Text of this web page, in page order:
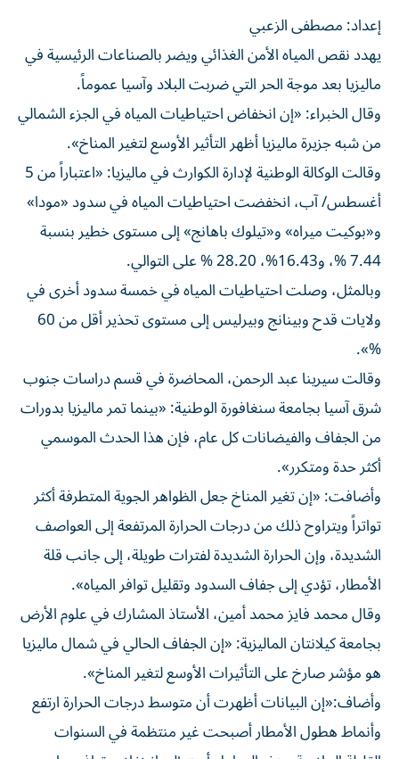
إعداد: مصطفى الزعبي
يهدد نقص المياه الأمن الغذائي ويضر بالصناعات الرئيسية في
ماليزيا بعد موجة الحر التي ضربت البلاد وآسيا عموماً.
وقال الخبراء: «إن انخفاض احتياطيات المياه في الجزء الشمالي
من شبه جزيرة ماليزيا أظهر التأثير الأوسع لتغير المناخ».
وقالت الوكالة الوطنية لإدارة الكوارث في ماليزيا: «اعتباراً من 5
أغسطس/ آب، انخفضت احتياطيات المياه في سدود «مودا»
و«بوكيت ميراه» و«تيلوك باهانج» إلى مستوى خطير بنسبة
7.44 %، و16.43%، 28.20 % على التوالي.
وبالمثل، وصلت احتياطيات المياه في خمسة سدود أخرى في
ولايات قدح وبينانج وبيرليس إلى مستوى تحذير أقل من 60
%».
وقالت سيرينا عبد الرحمن، المحاضرة في قسم دراسات جنوب
شرق آسيا بجامعة سنغافورة الوطنية: «بينما تمر ماليزيا بدورات
من الجفاف والفيضانات كل عام، فإن هذا الحدث الموسمي
أكثر حدة ومتكرر».
وأضافت: «إن تغير المناخ جعل الظواهر الجوية المتطرفة أكثر
تواتراً ويتراوح ذلك من درجات الحرارة المرتفعة إلى العواصف
الشديدة، وإن الحرارة الشديدة لفترات طويلة، إلى جانب قلة
الأمطار، تؤدي إلى جفاف السدود وتقليل توافر المياه».
وقال محمد فايز محمد أمين، الأستاذ المشارك في علوم الأرض
بجامعة كيلانتان الماليزية: «إن الجفاف الحالي في شمال ماليزيا
هو مؤشر صارخ على التأثيرات الأوسع لتغير المناخ».
وأضاف:«إن البيانات أظهرت أن متوسط ​​درجات الحرارة ارتفع
وأنماط هطول الأمطار أصبحت غير منتظمة في السنوات